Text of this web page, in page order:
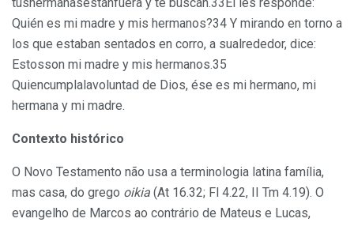
Quién es mi madre y mis hermanos?34 Y mirando en torno a
los que estaban sentados en corro, a sualrededor, dice:
Estosson mi madre y mis hermanos.35
Quiencumplalavoluntad de Dios, ése es mi hermano, mi
hermana y mi madre.
Contexto histórico
O Novo Testamento não usa a terminologia latina família,
mas casa, do grego oikia (At 16.32; Fl 4.22, II Tm 4.19). O
evangelho de Marcos ao contrário de Mateus e Lucas,